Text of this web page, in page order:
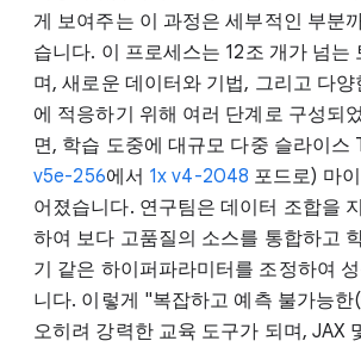
게 보여주는 이 과정은 세부적인 부분
습니다. 이 프로세스는 12조 개가 넘는
며, 새로운 데이터와 기법, 그리고 다
에 적응하기 위해 여러 단계로 구성되
면, 학습 도중에 대규모 다중 슬라이스
v5e-256에서 1x v4-2048 포드로) 마
어졌습니다. 연구팀은 데이터 조합을
하여 보다 고품질의 소스를 통합하고
기 같은 하이퍼파라미터를 조정하여
니다. 이렇게 "복잡하고 예측 불가능
오히려 강력한 교육 도구가 되며, JAX